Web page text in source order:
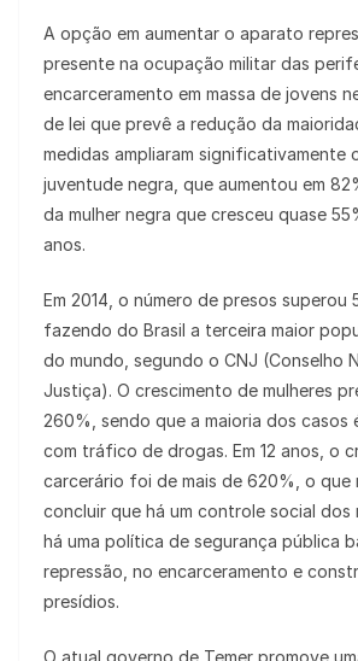
A opção em aumentar o aparato
presente na ocupação militar das
encarceramento em massa de jovens
de lei que prevê a redução da
medidas ampliaram significativamente
juventude negra, que aumentou em
da mulher negra que cresceu quase
anos.
Em 2014, o número de presos superou
fazendo do Brasil a terceira maior
do mundo, segundo o CNJ (Conselho
Justiça). O crescimento de mulheres
260%, sendo que a maioria dos casos
com tráfico de drogas. Em 12 anos, o
carcerário foi de mais de 620%, o que
concluir que há um controle social dos
há uma política de segurança pública
repressão, no encarceramento e
presídios.
O atual governo de Temer promove